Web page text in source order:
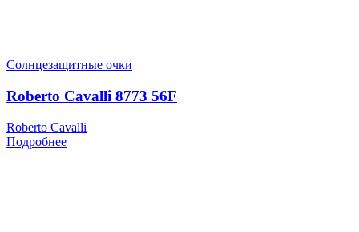
Солнцезащитные очки
Roberto Cavalli 8773 56F
Roberto Cavalli
Подробнее